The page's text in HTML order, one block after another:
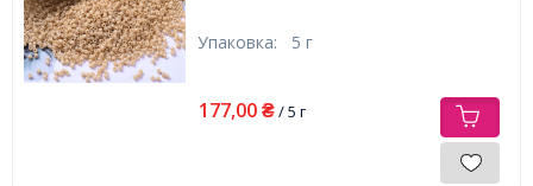
Упаковка: 5 г
177,00 ₴/ 5 г